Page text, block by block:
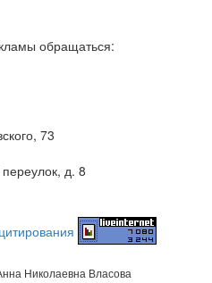
обращаться:
73
д. 8
Николаевна Власова